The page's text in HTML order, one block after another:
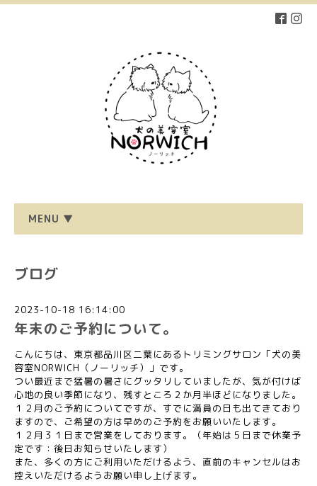
MENU ▼
ブログ
2023-10-18 16:14:00
年末のご予約について。
こんにちは、東京都品川区二葉にあるトリミングサロン「犬の美
容室NORWICH（ノーリッチ）」です。
つい最近まで猛暑の暑さにグッタリしていましたが、気が付けば
心地の良い季節になり、残すところ２か月半ほどになりました。
１２月のご予約についてですが、すでに満員の日も出てきており
ますので、ご希望の方は早めのご予約をお願いいたします。
１２月３１日まで営業をしております。（年始は５日まで休業予
定です：後日お知らせいたします）
また、多くの方にご利用いただけるよう、直前のキャンセルはお
控えいただけるようお願い申し上げます。